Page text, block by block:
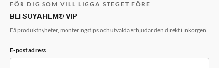
FÖR DIG SOM VILL LIGGA STEGET FÖRE
BLI SOYAFILM® VIP
Få produktnyheter, monteringstips och utvalda erbjudanden direkt i inkorgen.
E-postadress